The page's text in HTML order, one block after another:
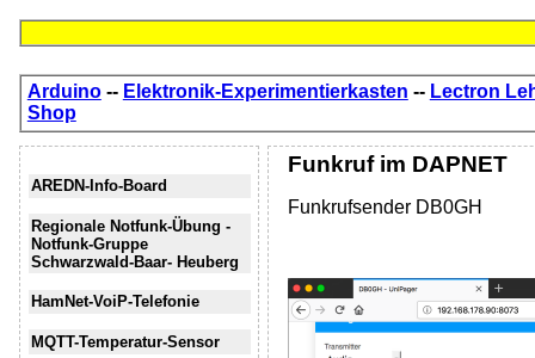
Arduino-- Elektronik-Experimentierkasten -- Lectron
Shop
AREDN-Info-Board
Regionale Notfunk-Übung -
Notfunk-Gruppe
Schwarzwald-Baar- Heuberg
HamNet-VoiP-Telefonie
MQTT-Temperatur-Sensor
Funkruf im DAPNET
Funkrufsender DB0GH